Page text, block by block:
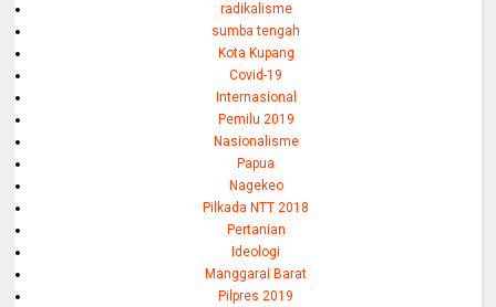
radikalisme
sumba tengah
Kota Kupang
Covid-19
Internasional
Pemilu 2019
Nasionalisme
Papua
Nagekeo
Pilkada NTT 2018
Pertanian
Ideologi
Manggarai Barat
Pilpres 2019